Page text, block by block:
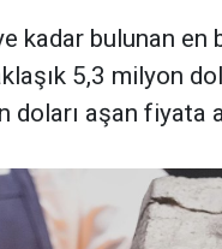
kadar bulunan en
5,3 milyon
doları aşan fiyata